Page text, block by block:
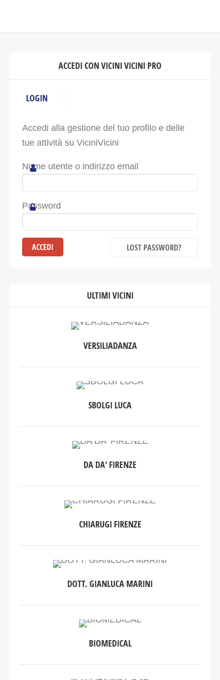
ACCEDI CON VICINI VICINI PRO
LOGIN
Accedi alla gestione del tuo profilo e delle
tue attività su ViciniVicini
Nome utente o indirizzo email
Password
LOST PASSWORD?
ULTIMI VICINI
VERSILIADANZA
SBOLGI LUCA
DA DA' FIRENZE
CHIARUGI FIRENZE
DOTT. GIANLUCA MARINI
BIOMEDICAL